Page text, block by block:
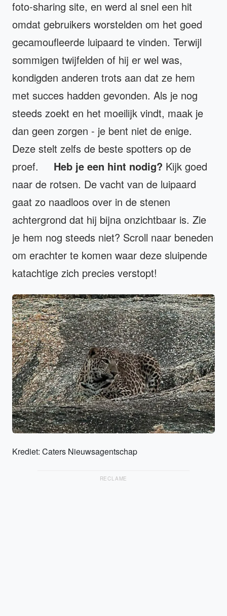
foto-sharing site, en werd al snel een hit
omdat gebruikers worstelden om het goed
gecamoufleerde luipaard te vinden. Terwijl
sommigen twijfelden of hij er wel was,
kondigden anderen trots aan dat ze hem
met succes hadden gevonden. Als je nog
steeds zoekt en het moeilijk vindt, maak je
dan geen zorgen - je bent niet de enige.
Deze stelt zelfs de beste spotters op de
proef. Heb je een hint nodig? Kijk goed
naar de rotsen. De vacht van de luipaard
gaat zo naadloos over in de stenen
achtergrond dat hij bijna onzichtbaar is. Zie
je hem nog steeds niet? Scroll naar beneden
om erachter te komen waar deze sluipende
katachtige zich precies verstopt!
Krediet: Caters Nieuwsagentschap
RECLAME